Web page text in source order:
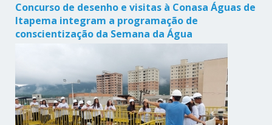
Concurso de desenho e visitas à Conasa Águas de
Itapema integram a programação de
conscientização da Semana da Água